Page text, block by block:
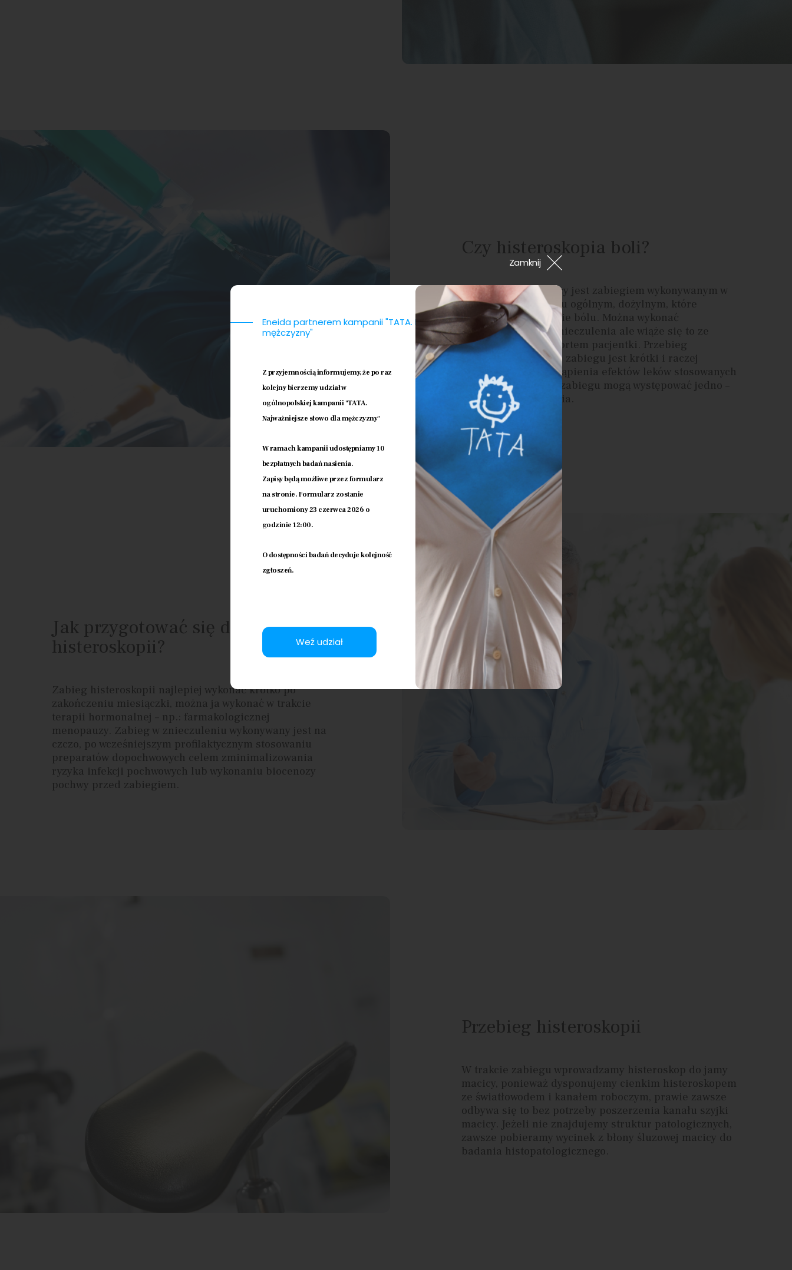
Czy histeroskopia boli?
Histeroskopia macicy jest zabiegiem wykonywanym w
krótkim znieczuleniu ogólnym, dożylnym, które
eliminuje odczuwanie bólu. Można wykonać
histeroskopię bez znieczulenia ale wiąże się to ze
znaczącym dyskomfortem pacjentki. Przebieg
rekonwalescencji po zabiegu jest krótki i raczej
ogranicza się do ustąpienia efektów leków stosowanych
do znieczulenia. Po zabiegu mogą występować jedno –
dwudniowe plamienia.
Jak przygotować się do
histeroskopii?
Zabieg histeroskopii najlepiej wykonać krótko po
zakończeniu miesiączki, można ja wykonać w trakcie
terapii hormonalnej – np.: farmakologicznej
menopauzy. Zabieg w znieczuleniu wykonywany jest na
czczo, po wcześniejszym profilaktycznym stosowaniu
preparatów dopochwowych celem zminimalizowania
ryzyka infekcji pochwowych lub wykonaniu biocenozy
pochwy przed zabiegiem.
Przebieg histeroskopii
W trakcie zabiegu wprowadzamy histeroskop do jamy
macicy, ponieważ dysponujemy cienkim histeroskopem
ze światłowodem i kanałem roboczym, prawie zawsze
odbywa się to bez potrzeby poszerzenia kanału szyjki
macicy. Jeżeli nie znajdujemy struktur patologicznych,
zawsze pobieramy wycinek z błony śluzowej macicy do
badania histopatologicznego.
Zamknij
Eneida partnerem kampanii "TATA. Najważniejsze słowo dla
mężczyzny"
Z przyjemnością informujemy, że po raz
kolejny bierzemy udział w
ogólnopolskiej kampanii "TATA.
Najważniejsze słowo dla mężczyzny"
W ramach kampanii udostępniamy 10
bezpłatnych badań nasienia.
Zapisy będą możliwe przez formularz
na stronie. Formularz zostanie
uruchomiony 23 czerwca 2026 o
godzinie 12:00.
O dostępności badań decyduje kolejność
zgłoszeń.
Weź udział